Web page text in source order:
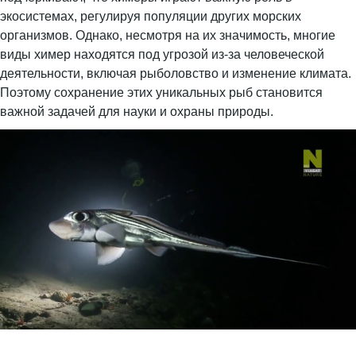
экосистемах, регулируя популяции других морских
организмов. Однако, несмотря на их значимость, многие
виды химер находятся под угрозой из-за человеческой
деятельности, включая рыболовство и изменение климата.
Поэтому сохранение этих уникальных рыб становится
важной задачей для науки и охраны природы.